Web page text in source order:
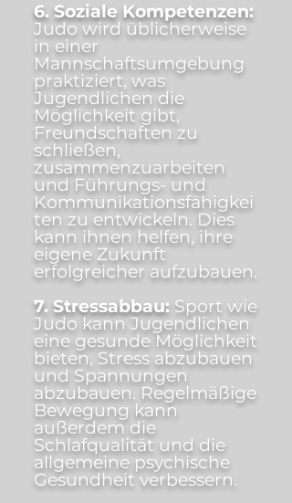
6. Soziale Kompetenzen:
Judo wird üblicherweise
in einer
Mannschaftsumgebung
praktiziert, was
Jugendlichen die
Möglichkeit gibt,
Freundschaften zu
schließen,
zusammenzuarbeiten
und Führungs- und
Kommunikationsfähigkei
ten zu entwickeln. Dies
kann ihnen helfen, ihre
eigene Zukunft
erfolgreicher aufzubauen.
7. Stressabbau: Sport wie
Judo kann Jugendlichen
eine gesunde Möglichkeit
bieten, Stress abzubauen
und Spannungen
abzubauen. Regelmäßige
Bewegung kann
außerdem die
Schlafqualität und die
allgemeine psychische
Gesundheit verbessern.